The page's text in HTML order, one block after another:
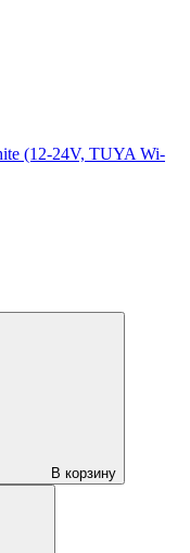
(12-24V, TUYA Wi-
В корзину